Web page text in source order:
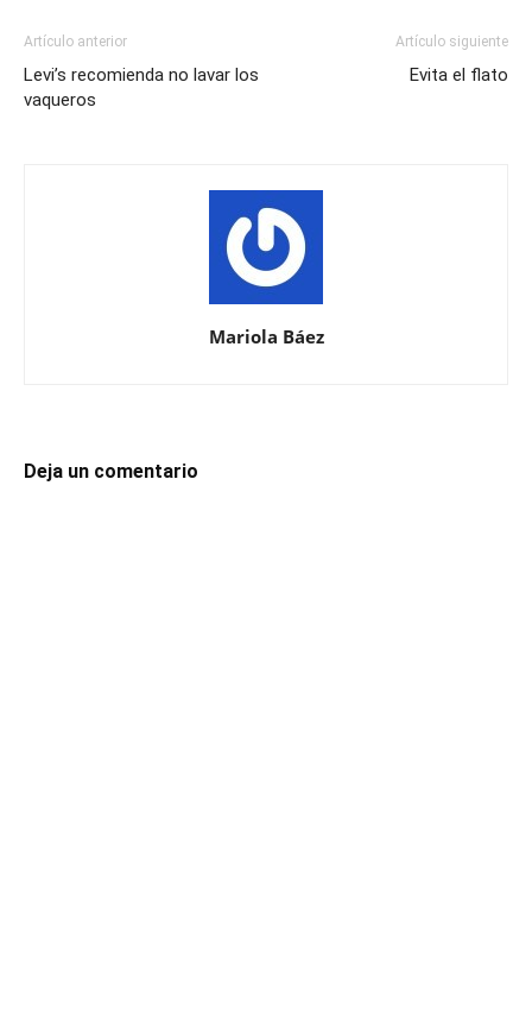
Artículo anterior
Levi’s recomienda no lavar los
vaqueros
Artículo siguiente
Evita el flato
Mariola Báez
Deja un comentario